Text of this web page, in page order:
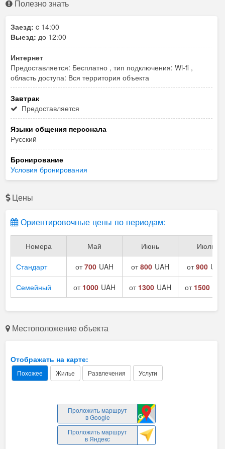
Полезно знать
Заезд: c 14:00
Выезд: до 12:00
Интернет
Предоставляется: Бесплатно , тип подключения: Wi-fi ,
область доступа: Вся территория объекта
Завтрак
Предоставляется
Языки общения персонала
Русский
Бронирование
Условия бронирования
Цены
Ориентировочные цены по периодам:
Номера Май Июнь Июль
Стандарт от700 UAH от800 UAH от900 UAH
Семейный от 1000 UAH от 1300 UAH от 1500
Местоположение объекта
Отображать на карте:
Похожее Жилье Развлечения Услуги
Проложить маршрут
в Google
Проложить маршрут
в Яндекс